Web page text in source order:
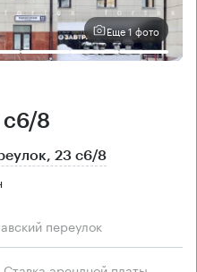
Еще 1 фото
с6/8
23 с6/8
переулок